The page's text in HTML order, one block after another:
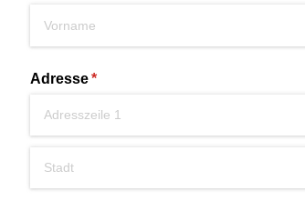
Adresse *
(erforderlich)